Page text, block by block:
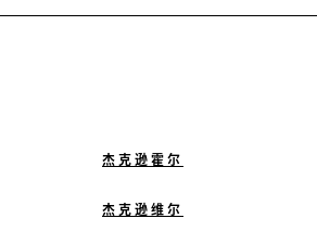
杰克逊霍尔
杰克逊维尔